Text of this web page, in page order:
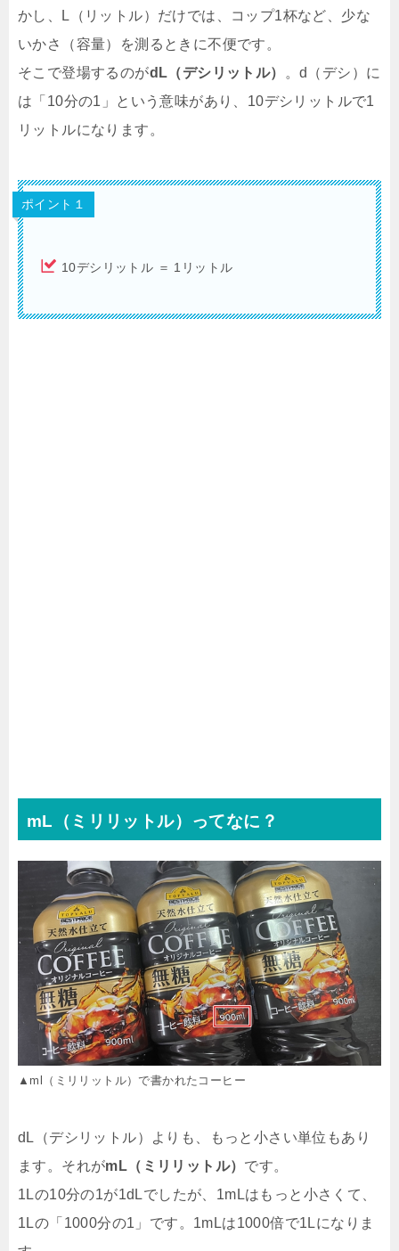
かし、L（リットル）だけでは、コップ1杯など、少な
いかさ（容量）を測るときに不便です。
そこで登場するのがdL（デシリットル）
。d（デシ）に
は「10分の1」という意味があり、10デシリットルで1
リットルになります。
ポイント１
10デシリットル ＝ 1リットル
mL（ミリリットル）ってなに？
▲ml（ミリリットル）で書かれたコーヒー
dL（デシリットル）よりも、もっと小さい単位もあり
ます。それがmL（ミリリットル） です。
1Lの10分の1が1dLでしたが、1mLはもっと小さくて、
1Lの「1000分の1」です。1mLは1000倍で1Lになりま